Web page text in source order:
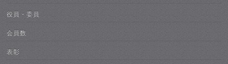
役員・委員
会員数
表彰